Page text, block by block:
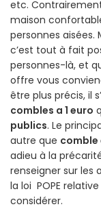
etc.
maison
personnes aisées.
c’est tout à fait
personnes-là, et
offre vous
être plus précis, il
combles a 1 euro
publics. Le
autre que comble
adieu à la
renseigner sur les
la loi POPE
considérer.